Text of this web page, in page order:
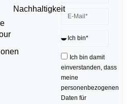
Nachhaltigkeit
Ich bin damit
einverstanden, dass
meine
personenbezogenen
Daten für